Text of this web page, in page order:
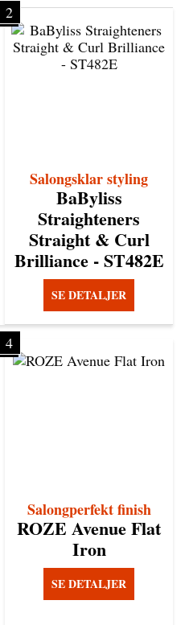
2
Salongsklar styling
BaByliss
Straighteners
Straight & Curl
Brilliance - ST482E
SE DETALJER
4
Salongperfekt finish
ROZE Avenue Flat
Iron
SE DETALJER